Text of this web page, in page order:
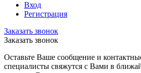
Вход
Регистрация
Заказать звонок
Заказать звонок
Оставьте Ваше сообщение и
специалисты свяжутся с Вами в